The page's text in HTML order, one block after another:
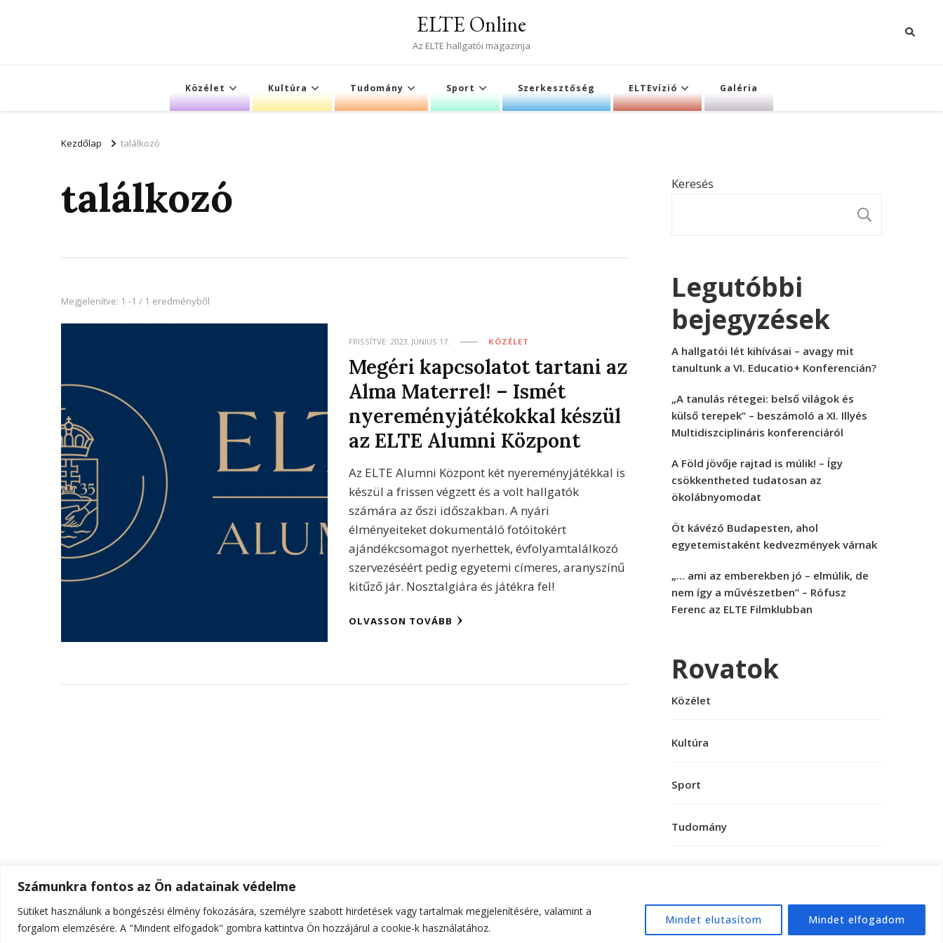
Számunkra fontos az Ön adatainak védelme
Sütiket használunk a böngészési élmény fokozására, személyre szabott hirdetések vagy tartalmak megjelenítésére, valamint a
forgalom elemzésére. A "Mindent elfogadok" gombra kattintva Ön hozzájárul a cookie-k használatához.
Mindet elutasítom Mindet elfogadom
ELTE Online
Az ELTE hallgatói magazinja
Közélet Kultúra Tudomány Sport Szerkesztőség ELTEvízió Galéria
Kezdőlap találkozó
találkozó
Megjelenítve: 1 -1 / 1 eredményből
FRISSÍTVE: 2023. JÚNIUS 17. KÖZÉLET
Megéri kapcsolatot tartani az
Alma Materrel! – Ismét
nyereményjátékokkal készül
az ELTE Alumni Központ
Az ELTE Alumni Központ két nyereményjátékkal is
készül a frissen végzett és a volt hallgatók
számára az őszi időszakban. A nyári
élményeiteket dokumentáló fotóitokért
ajándékcsomagot nyerhettek, évfolyamtalálkozó
szervezéséért pedig egyetemi címeres, aranyszínű
kitűző jár. Nosztalgiára és játékra fel!
OLVASSON TOVÁBB
Keresés
Legutóbbi
bejegyzések
A hallgatói lét kihívásai – avagy mit
tanultunk a VI. Educatio+ Konferencián?
„A tanulás rétegei: belső világok és
külső terepek” – beszámoló a XI. Illyés
Multidiszciplináris konferenciáról
A Föld jövője rajtad is múlik! – Így
csökkentheted tudatosan az
ökolábnyomodat
Öt kávézó Budapesten, ahol
egyetemistaként kedvezmények várnak
„… ami az emberekben jó – elmúlik, de
nem így a művészetben” – Rófusz
Ferenc az ELTE Filmklubban
Rovatok
Közélet
Kultúra
Sport
Tudomány
© Szerzői jog 2026ELTE Online . Minden jog fenntartva.Hello Fashion | Fejlesztette WordPress.